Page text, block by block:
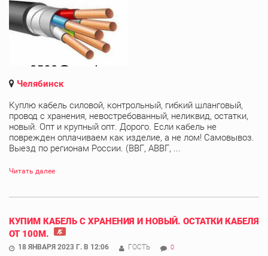
Челябинск
Куплю кабель силовой, контрольный, гибкий шланговый,
провод с хранения, невостребованный, неликвид, остатки,
новый. Опт и крупный опт. Дорого. Если кабель не
поврежден оплачиваем как изделие, а не лом! Самовывоз.
Выезд по регионам России. (ВВГ, АВВГ, ...
Читать далее
КУПИМ КАБЕЛЬ С ХРАНЕНИЯ И НОВЫЙ. ОСТАТКИ КАБЕЛЯ
ОТ 100М.
18 ЯНВАРЯ 2023 Г. В 12:06 ГОСТЬ 0